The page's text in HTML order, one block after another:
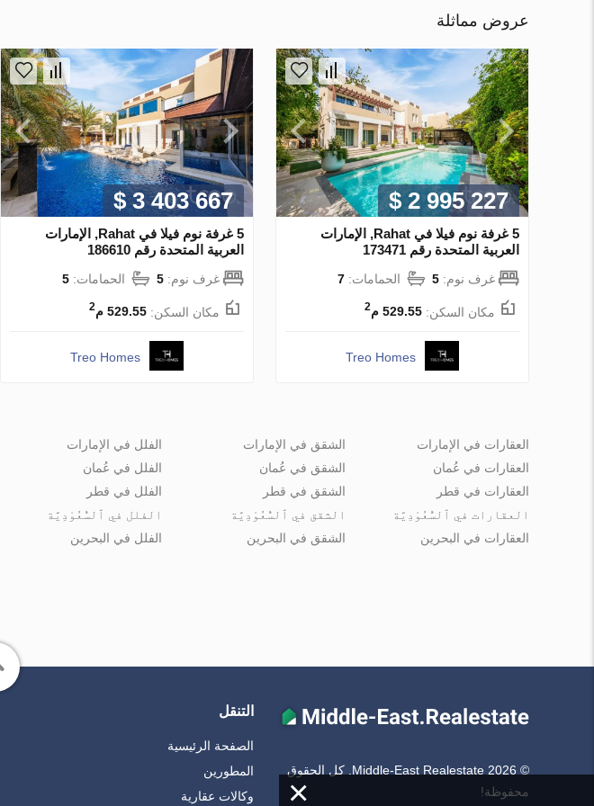
عروض مماثلة
$ 2 995 227
5 غرفة نوم فيلا في Rahat, الإمارات
العربية المتحدة رقم 173471
غرف نوم: 5 الحمامات: 7
مكان السكن: 529.55 م 2
Treo Homes
$ 3 403 667
5 غرفة نوم فيلا في Rahat, الإمارات
العربية المتحدة رقم 186610
غرف نوم: 5 الحمامات: 5
مكان السكن: 529.55 م 2
Treo Homes
العقارات في الإمارات
العقارات في عُمان
العقارات في قطر
العقارات في ٱلسُّعُوْدِيَّة
العقارات في البحرين
الشقق في الإمارات
الشقق في عُمان
الشقق في قطر
الشقق في ٱلسُّعُوْدِيَّة
الشقق في البحرين
الفلل في الإمارات
الفلل في عُمان
الفلل في قطر
الفلل في ٱلسُّعُوْدِيَّة
الفلل في البحرين
© Middle-East Realestate 2026. كل الحقوق
محفوظة!
التنقل
الصفحة الرئيسية
المطورين
وكالات عقارية
×